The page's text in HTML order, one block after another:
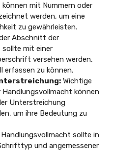
mit Nummern oder
werden, um eine
zu gewährleisten.
Abschnitt der
sollte mit einer
versehen werden,
erfassen zu können.
Wichtige
können
Unterstreichung
um ihre Bedeutung zu
Handlungsvollmacht sollte in
und angemessener